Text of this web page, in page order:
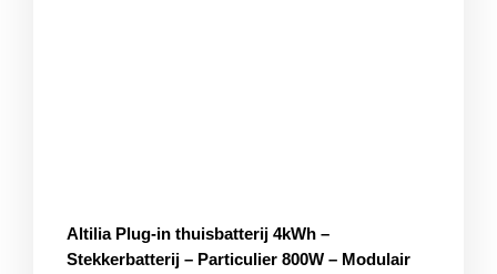
Altilia Plug-in thuisbatterij 4kWh –
Stekkerbatterij – Particulier 800W – Modulair